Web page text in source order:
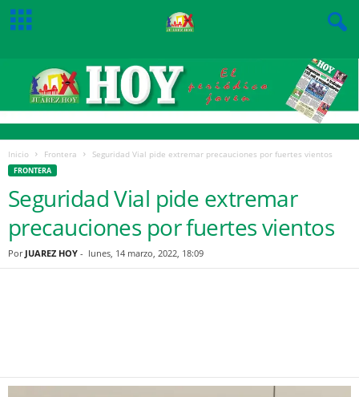
Inicio Frontera Seguridad Vial pide extremar precauciones por fuertes vientos
FRONTERA
Seguridad Vial pide extremar
precauciones por fuertes vientos
Por JUAREZ HOY - lunes, 14 marzo, 2022, 18:09